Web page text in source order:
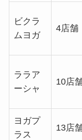
ビクラ
ムヨガ
4店舗
ララア
ーシャ
10店
ヨガプ
ラス
13店